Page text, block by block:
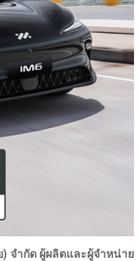
) จำกัด ผู้ผลิตและผู้จำหน่าย